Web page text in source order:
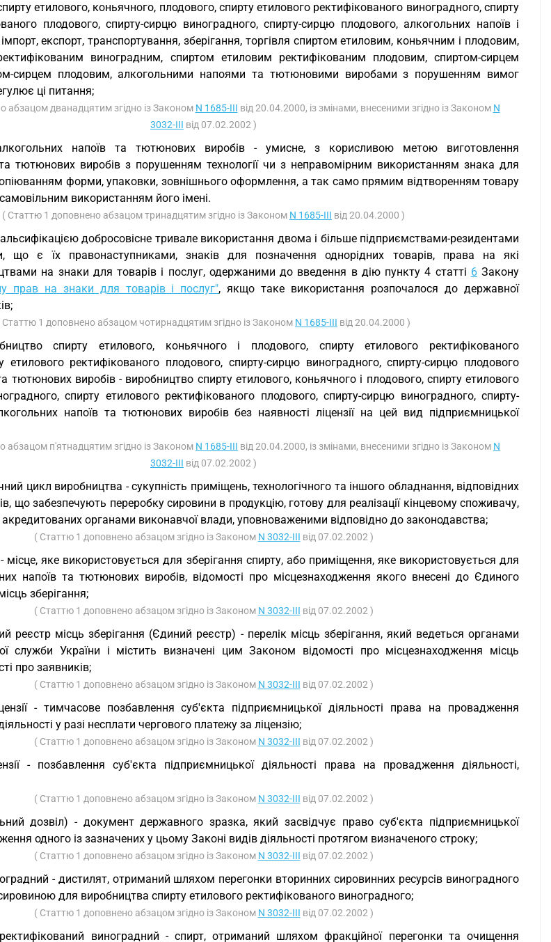
етилового, коньячного, плодового, спирту етилового ректифікованого виноградного, спирту
плодового, спирту-сирцю виноградного, спирту-сирцю плодового, алкогольних напоїв і
експорт, транспортування, зберігання, торгівля спиртом етиловим, коньячним і плодовим,
виноградним, спиртом етиловим ректифікованим плодовим, спиртом-сирцем
сирцем плодовим, алкогольними напоями та тютюновими виробами з порушенням вимог
ці питання;
абзацом дванадцятим згідно із Законом N 1685-III від 20.04.2000, із змінами, внесеними згідно із Законом N
3032-III від 07.02.2002 )
напоїв та тютюнових виробів - умисне, з корисливою метою виготовлення
тютюнових виробів з порушенням технології чи з неправомірним використанням знака для
форми, упаковки, зовнішнього оформлення, а так само прямим відтворенням товару
використанням його імені.
( Статтю 1 доповнено абзацом тринадцятим згідно із Законом N 1685-III від 20.04.2000 )
добросовісне тривале використання двома і більше підприємствами-резидентами
що є їх правонаступниками, знаків для позначення однорідних товарів, права на які
на знаки для товарів і послуг, одержаними до введення в дію пункту 4 статті 6Закону
прав на знаки для товарів і послуг", якщо таке використання розпочалося до державної
Статтю 1 доповнено абзацом чотирнадцятим згідно із Законом N 1685-III від 20.04.2000 )
спирту етилового, коньячного і плодового, спирту етилового ректифікованого
етилового ректифікованого плодового, спирту-сирцю виноградного, спирту-сирцю плодового
тютюнових виробів - виробництво спирту етилового, коньячного і плодового, спирту етилового
спирту етилового ректифікованого плодового, спирту-сирцю виноградного, спирту-
напоїв та тютюнових виробів без наявності ліцензії на цей вид підприємницької
абзацом п'ятнадцятим згідно із Законом N 1685-III від 20.04.2000, із змінами, внесеними згідно із Законом N
3032-III від 07.02.2002 )
цикл виробництва - сукупність приміщень, технологічного та іншого обладнання, відповідних
що забезпечують переробку сировини в продукцію, готову для реалізації кінцевому споживачу,
органами виконавчої влади, уповноваженими відповідно до законодавства;
( Статтю 1 доповнено абзацом згідно із Законом N 3032-III від 07.02.2002 )
- місце, яке використовується для зберігання спирту, або приміщення, яке використовується для
напоїв та тютюнових виробів, відомості про місцезнаходження якого внесені до Єдиного
зберігання;
( Статтю 1 доповнено абзацом згідно із Законом N 3032-III від 07.02.2002 )
реєстр місць зберігання (Єдиний реєстр) - перелік місць зберігання, який ведеться органами
служби України і містить визначені цим Законом відомості про місцезнаходження місць
про заявників;
( Статтю 1 доповнено абзацом згідно із Законом N 3032-III від 07.02.2002 )
- тимчасове позбавлення суб'єкта підприємницької діяльності права на провадження
у разі несплати чергового платежу за ліцензію;
( Статтю 1 доповнено абзацом згідно із Законом N 3032-III від 07.02.2002 )
- позбавлення суб'єкта підприємницької діяльності права на провадження діяльності,
( Статтю 1 доповнено абзацом згідно із Законом N 3032-III від 07.02.2002 )
дозвіл) - документ державного зразка, який засвідчує право суб'єкта підприємницької
одного із зазначених у цьому Законі видів діяльності протягом визначеного строку;
( Статтю 1 доповнено абзацом згідно із Законом N 3032-III від 07.02.2002 )
- дистилят, отриманий шляхом перегонки вторинних сировинних ресурсів виноградного
для виробництва спирту етилового ректифікованого виноградного;
( Статтю 1 доповнено абзацом згідно із Законом N 3032-III від 07.02.2002 )
виноградний - спирт, отриманий шляхом фракційної перегонки та очищення